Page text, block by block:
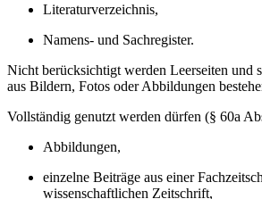
Literaturverzeichnis,
Namens- und Sachregister.
Nicht berücksichtigt werden Leerseiten und
aus Bildern, Fotos oder Abbildungen
Vollständig genutzt werden dürfen (§ 60a
Abbildungen,
einzelne Beiträge aus einer
wissenschaftlichen Zeitschrift,